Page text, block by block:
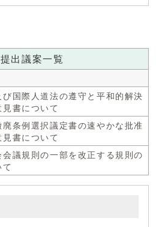
出議案一覧
び国際人道法の遵守と平和的解決
見書について
廃条例選択議定書の速やかな批准
見書について
会議規則の一部を改正する規則の